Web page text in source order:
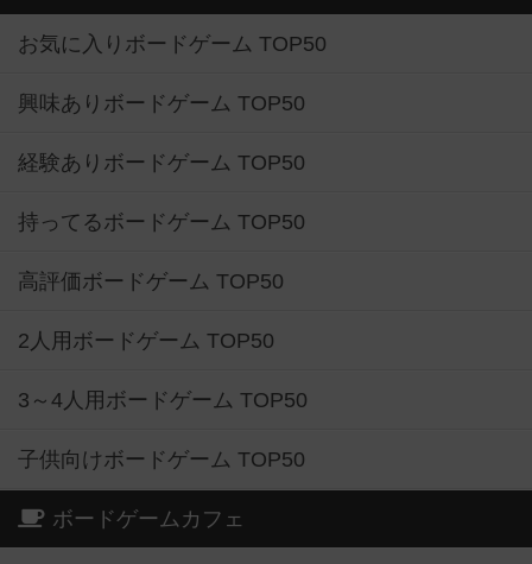
お気に入りボードゲーム TOP50
興味ありボードゲーム TOP50
経験ありボードゲーム TOP50
持ってるボードゲーム TOP50
高評価ボードゲーム TOP50
2人用ボードゲーム TOP50
3～4人用ボードゲーム TOP50
子供向けボードゲーム TOP50
ボードゲームカフェ